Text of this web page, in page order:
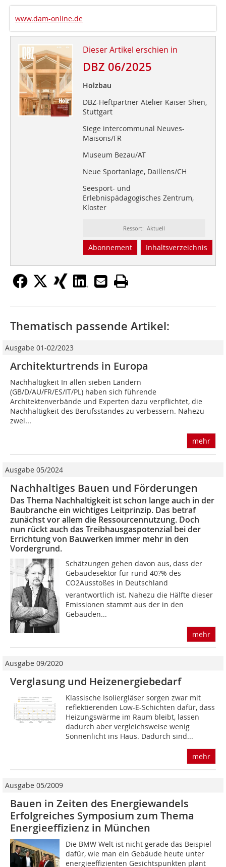
www.dam-online.de
Dieser Artikel erschien in
DBZ 06/2025
Holzbau
DBZ-Heftpartner Atelier Kaiser Shen,
Stuttgart
Siege intercommunal Neuves-
Maisons/FR
Museum Bezau/AT
Neue Sportanlage, Daillens/CH
Seesport- und
Erlebnispädagogisches Zentrum,
Kloster
Ressort: Aktuell
Abonnement Inhaltsverzeichnis
Thematisch passende Artikel:
Ausgabe 01-02/2023
Architekturtrends in Europa
Nachhaltigkeit In allen sieben Ländern
(GB/D/AU/FR/ES/IT/PL) haben sich führende
Architektenverbände und Experten dazu verpflichtet, die
Nachhaltigkeit des Berufsstandes zu verbessern. Nahezu
zwei...
mehr
Ausgabe 05/2024
Nachhaltiges Bauen und ­Förderungen
Das Thema Nachhaltigkeit ist schon lange auch in der
Baubranche ein wichtiges Leitprinzip. Das betraf
zunächst vor allem die Ressourcennutzung. Doch
nun rückt auch das Treibhausgaspotenzial bei der
Errichtung von Bauwerken immer mehr in den
Vordergrund.
Schätzungen gehen davon aus, dass der
Gebäudesektor für rund 40?% des
CO2Ausstoßes in Deutschland
verantwortlich ist. Nahezu die Hälfte dieser
Emissionen stammt aus der in den
Gebäuden...
mehr
Ausgabe 09/2020
Verglasung und Heiz­energiebedarf
Klassische Isoliergläser sorgen zwar mit
reflektierenden Low-E-Schichten dafür, dass
Heizungswärme im Raum bleibt, lassen
dadurch aber vergleichsweise wenig
Sonnenlicht ins Haus. Dadurch sind...
mehr
Ausgabe 05/2009
Bauen in Zeiten des Energiewandels
Erfolgreiches Symposium zum Thema
Energieeffizienz in München
Die BMW Welt ist nicht gerade das Beispiel
dafür, wie man ein Gebäude heute unter
energieeffizienten Gesichtspunkten plant